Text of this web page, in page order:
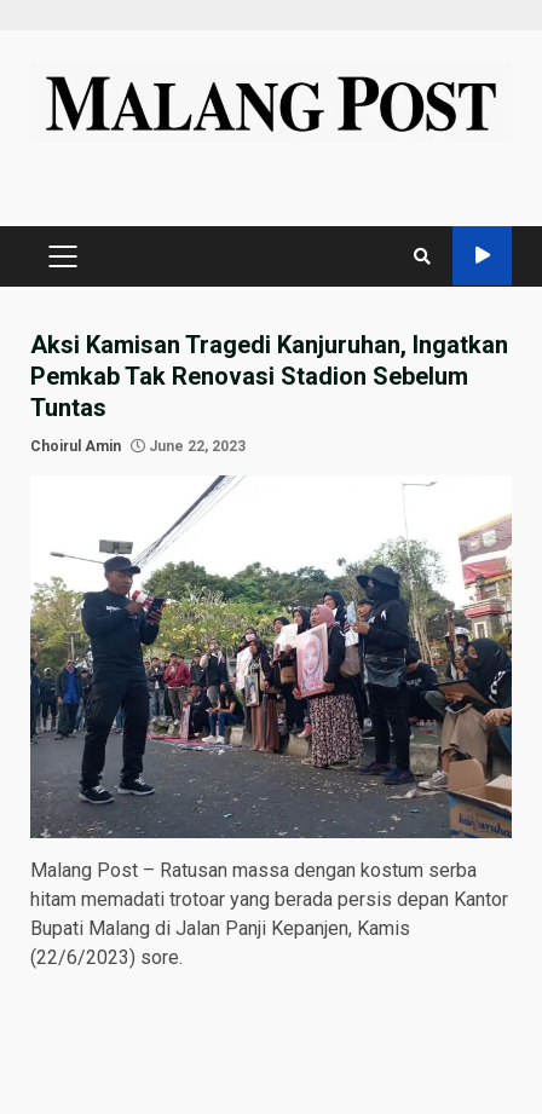
content
PRIMARY
Aksi Kamisan Tragedi Kanjuruhan, Ingatkan
Pemkab Tak Renovasi Stadion Sebelum
Tuntas
Choirul Amin June 22, 2023
Malang Post – Ratusan massa dengan kostum serba
hitam memadati trotoar yang berada persis depan Kantor
Bupati Malang di Jalan Panji Kepanjen, Kamis
(22/6/2023) sore.